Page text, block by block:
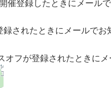
催登録したときにメール
録されたときにメールでお
オフが登録されたときに